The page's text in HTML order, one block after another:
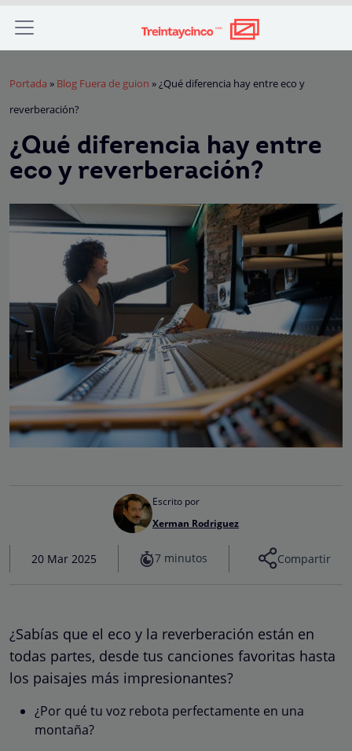
Portada » Blog Fuera de guion »¿Qué diferencia hay entre eco y
reverberación?
¿Qué diferencia hay entre
eco y reverberación?
Escrito por
Xerman Rodriguez
20 Mar 2025 7 minutos Compartir
¿Sabías que el eco y la reverberación están en
todas partes, desde tus canciones favoritas hasta
los paisajes más impresionantes?
¿Por qué tu voz rebota perfectamente en una
montaña?